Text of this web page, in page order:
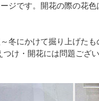
ジです。開花の際の花
冬にかけて掘り上げた
け・開花には問題ござ